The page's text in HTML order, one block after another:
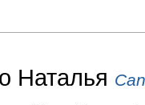
Наталья